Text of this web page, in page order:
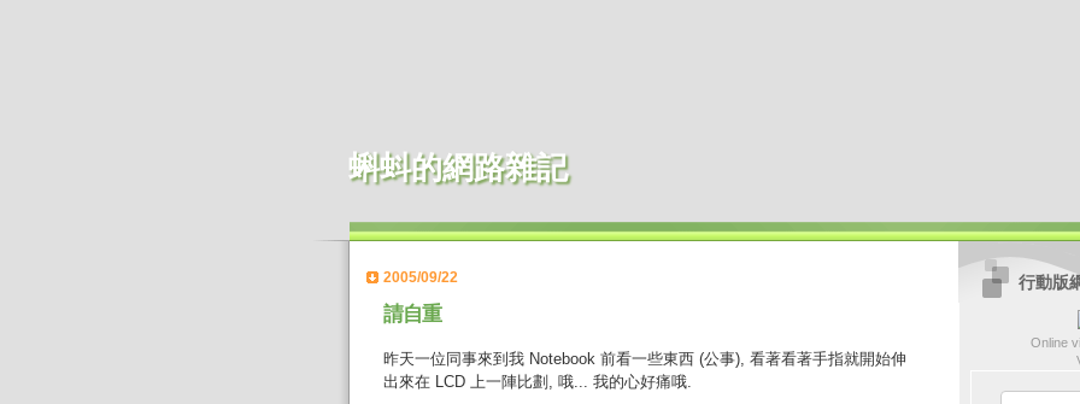
蝌蚪的網路雜記
2005/09/22
請自重
昨天一位同事來到我 Notebook 前看一些東西 (公事), 看著看著手指就開始伸
出來在 LCD 上一陣比劃, 哦... 我的心好痛哦.
行動版
Online